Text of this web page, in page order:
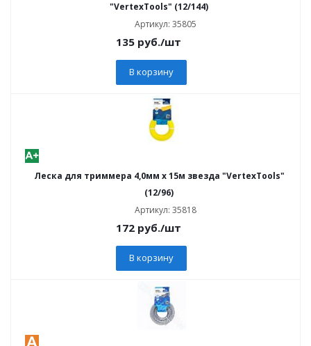
"VertexTools" (12/144)
Артикул: 35805
135 руб./шт
В корзину
Леска для триммера 4,0мм х 15м звезда "VertexTools"
(12/96)
Артикул: 35818
172 руб./шт
В корзину